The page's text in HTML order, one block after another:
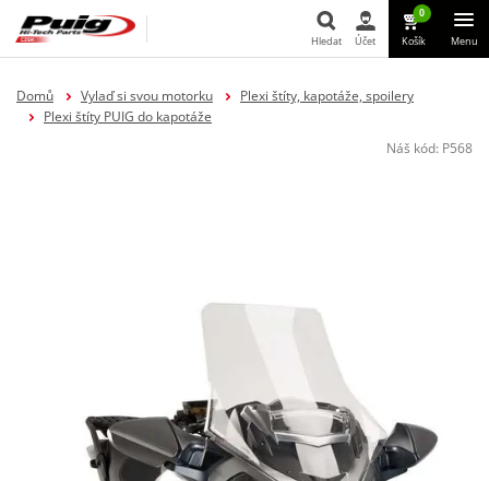
Hledat
Hledat Účet
0
Košík Menu
Domů Vylaď si svou motorku
Plexi štíty, kapotáže, spoilery
Plexi štíty PUIG do kapotáže
Náš kód: P568